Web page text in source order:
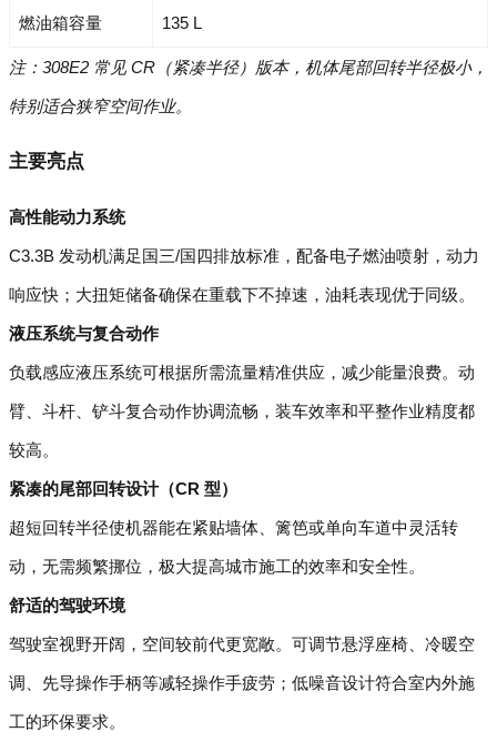
燃油箱容量 135 L
注：308E2 常见 CR（紧凑半径）版本，机体尾部回转半径极小，
特别适合狭窄空间作业。
主要亮点
高性能动力系统
C3.3B 发动机满足国三/国四排放标准，配备电子燃油喷射，动力
响应快；大扭矩储备确保在重载下不掉速，油耗表现优于同级。
液压系统与复合动作
负载感应液压系统可根据所需流量精准供应，减少能量浪费。动
臂、斗杆、铲斗复合动作协调流畅，装车效率和平整作业精度都
较高。
紧凑的尾部回转设计（CR 型）
超短回转半径使机器能在紧贴墙体、篱笆或单向车道中灵活转
动，无需频繁挪位，极大提高城市施工的效率和安全性。
舒适的驾驶环境
驾驶室视野开阔，空间较前代更宽敞。可调节悬浮座椅、冷暖空
调、先导操作手柄等减轻操作手疲劳；低噪音设计符合室内外施
工的环保要求。